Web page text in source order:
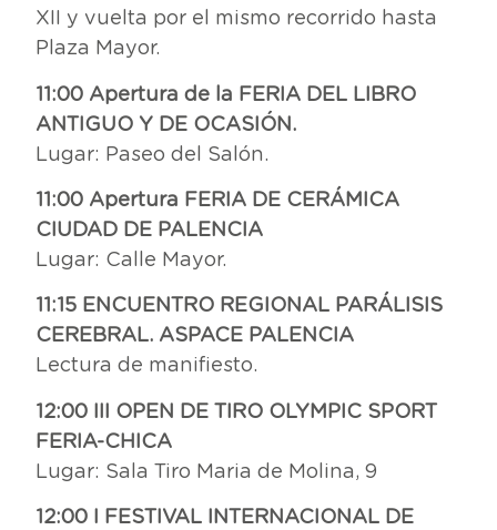
XII y vuelta por el mismo recorrido hasta
Plaza Mayor.
11:00 Apertura de la FERIA DEL LIBRO
ANTIGUO Y DE OCASIÓN.
Lugar: Paseo del Salón.
11:00 Apertura FERIA DE CERÁMICA
CIUDAD DE PALENCIA
Lugar: Calle Mayor.
11:15 ENCUENTRO REGIONAL PARÁLISIS
CEREBRAL. ASPACE PALENCIA
Lectura de manifiesto.
12:00 III OPEN DE TIRO OLYMPIC SPORT
FERIA-CHICA
Lugar: Sala Tiro Maria de Molina, 9
12:00 I FESTIVAL INTERNACIONAL DE